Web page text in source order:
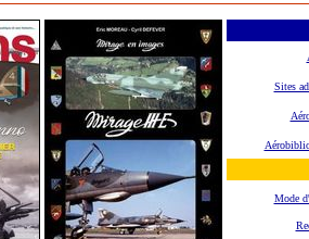
Sites
Mode